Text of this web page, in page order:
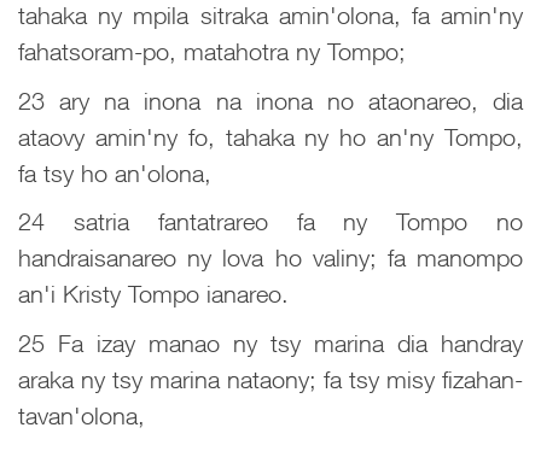
tahaka ny mpila sitraka amin'olona, fa amin'ny
fahatsoram-po, matahotra ny Tompo;
23 ary na inona na inona no ataonareo, dia
ataovy amin'ny fo, tahaka ny ho an'ny Tompo,
fa tsy ho an'olona,
24 satria fantatrareo fa ny Tompo no
handraisanareo ny lova ho valiny; fa manompo
an'i Kristy Tompo ianareo.
25 Fa izay manao ny tsy marina dia handray
araka ny tsy marina nataony; fa tsy misy fizahan-
tavan'olona,